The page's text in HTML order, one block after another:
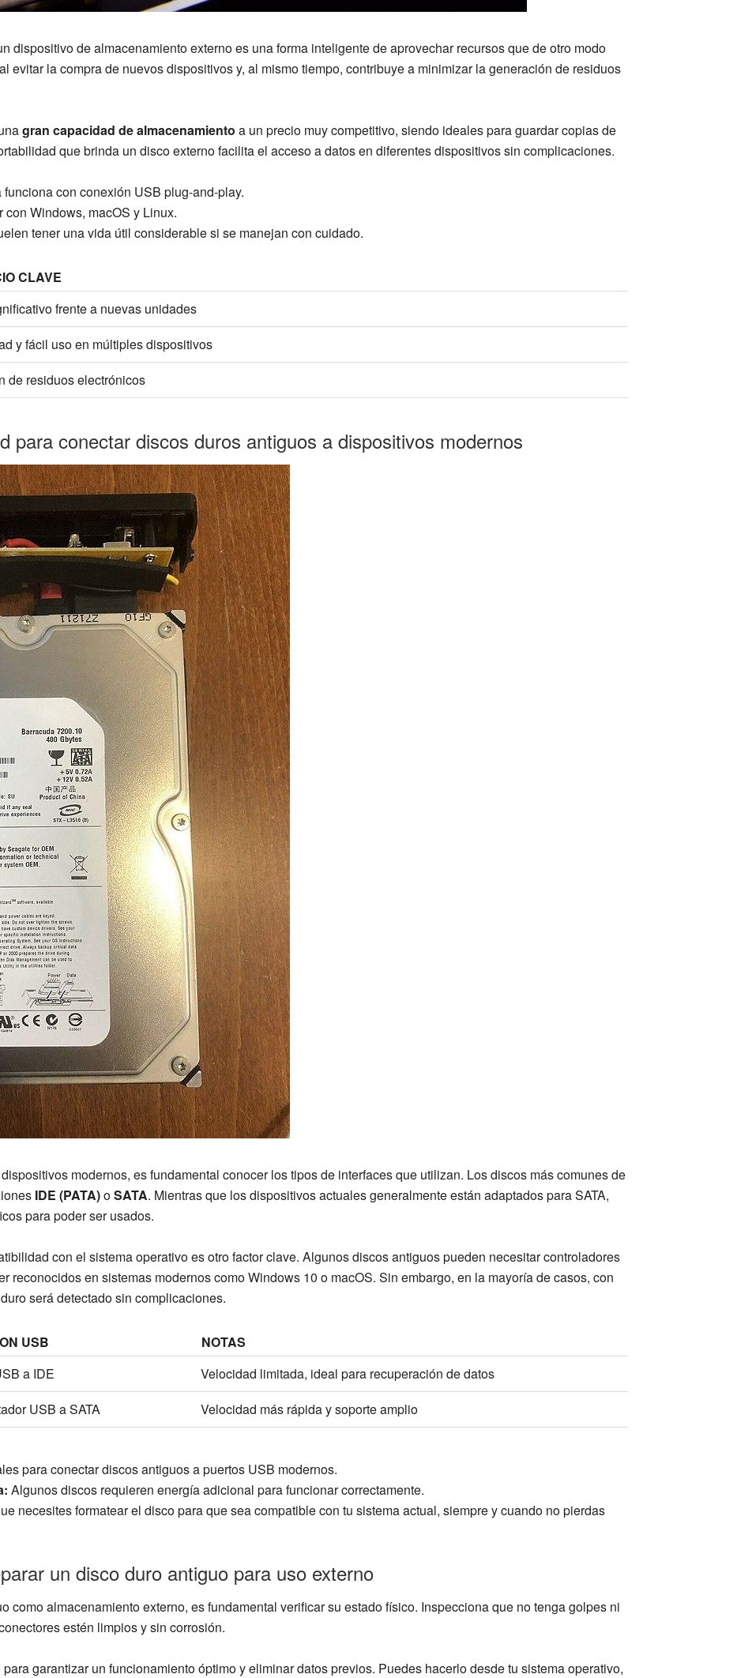
dispositivo de almacenamiento externo es una forma inteligente de aprovechar recursos que de otro modo
al evitar la compra de nuevos dispositivos y, al mismo tiempo, contribuye a minimizar la generación de residuos
gran capacidad de almacenamiento a un precio muy competitivo, siendo ideales para guardar copias de
que brinda un disco externo facilita el acceso a datos en diferentes dispositivos sin complicaciones.
funciona con conexión USB plug-and-play.
con Windows, macOS y Linux.
tener una vida útil considerable si se manejan con cuidado.
CLAVE
frente a nuevas unidades
y fácil uso en múltiples dispositivos
de residuos electrónicos
para conectar discos duros antiguos a dispositivos modernos
modernos, es fundamental conocer los tipos de interfaces que utilizan. Los discos más comunes de
IDE (PATA)oSATA. Mientras que los dispositivos actuales generalmente están adaptados para SATA,
para poder ser usados.
con el sistema operativo es otro factor clave. Algunos discos antiguos pueden necesitar controladores
reconocidos en sistemas modernos como Windows 10 o macOS. Sin embargo, en la mayoría de casos, con
será detectado sin complicaciones.
USB
NOTAS
a IDE
Velocidad limitada, ideal para recuperación de datos
USB a SATA Velocidad más rápida y soporte amplio
para conectar discos antiguos a puertos USB modernos.
Algunos discos requieren energía adicional para funcionar correctamente.
necesites formatear el disco para que sea compatible con tu sistema actual, siempre y cuando no pierdas
un disco duro antiguo para uso externo
como almacenamiento externo, es fundamental verificar su estado físico. Inspecciona que no tenga golpes ni
estén limpios y sin corrosión.
garantizar un funcionamiento óptimo y eliminar datos previos. Puedes hacerlo desde tu sistema operativo,